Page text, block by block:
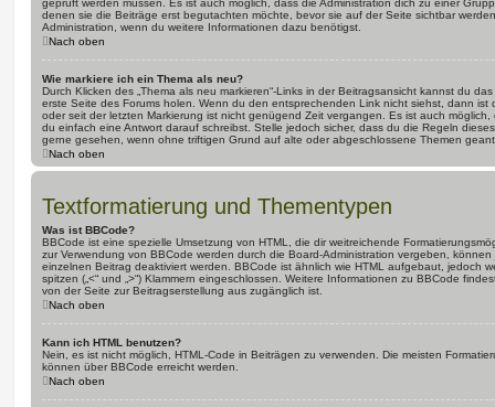
geprüft werden müssen. Es ist auch möglich, dass die Administration dich zu einer
denen sie die Beiträge erst begutachten möchte, bevor sie auf der Seite sichtbar
Administration, wenn du weitere Informationen dazu benötigst.
Nach oben
Wie markiere ich ein Thema als neu?
Durch Klicken des „Thema als neu markieren“-Links in der Beitragsansicht kannst du
erste Seite des Forums holen. Wenn du den entsprechenden Link nicht siehst, dann ist
oder seit der letzten Markierung ist nicht genügend Zeit vergangen. Es ist auch
du einfach eine Antwort darauf schreibst. Stelle jedoch sicher, dass du die Regeln
gerne gesehen, wenn ohne triftigen Grund auf alte oder abgeschlossene Themen
Nach oben
Textformatierung und Thementypen
Was ist BBCode?
BBCode ist eine spezielle Umsetzung von HTML, die dir weitreichende
zur Verwendung von BBCode werden durch die Board-Administration vergeben,
einzelnen Beitrag deaktiviert werden. BBCode ist ähnlich wie HTML aufgebaut, jedoch
spitzen („<“ und „>“) Klammern eingeschlossen. Weitere Informationen zu BBCode
von der Seite zur Beitragserstellung aus zugänglich ist.
Nach oben
Kann ich HTML benutzen?
Nein, es ist nicht möglich, HTML-Code in Beiträgen zu verwenden. Die meisten
können über BBCode erreicht werden.
Nach oben